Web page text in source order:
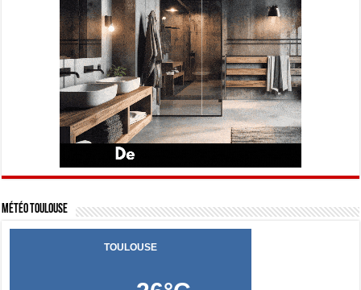
Météo Toulouse